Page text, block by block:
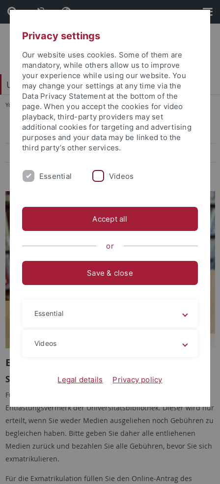
Skip
to
content
Skip
to
footer
Universitätsbibliothek
You are here: Startseite ... Exmatrikulation & Abmeldung
Ausweis
Ausleihen
Exmatrikulation & Abmeldung
Exmatrikulation & Abmeldung
Studierende
Für die Exmatrikulation brauchen Sie einen
Entlastungsvermerk der Universitätsbibliothek. Dieser wird nur
erteilt, wenn Sie weder Medien ausgeliehen noch Gebühren zu
begleichen haben. Bitte geben Sie daher alle entliehenen
Medien zurück und bezahlen Sie alle Gebühren, bevor Sie sich
exmatrikulieren.
Für die Exmatrikulation füllen Sie den Online-Antrag des
Privacy settings
Our website uses cookies. Some of them are
mandatory, while others allow us to improve
your experience while using our website. You
may change your settings at any time via the
Data Privacy Statement at the bottom of the
page. When you accept the cookies for video
playback, third-party providers may set
additional cookies for targeting and advertising
purposes and your data may be linked to the
third party’s other services.
Essential Videos
Accept all
or
Save & close
Essential
Videos
Legal details Privacy policy